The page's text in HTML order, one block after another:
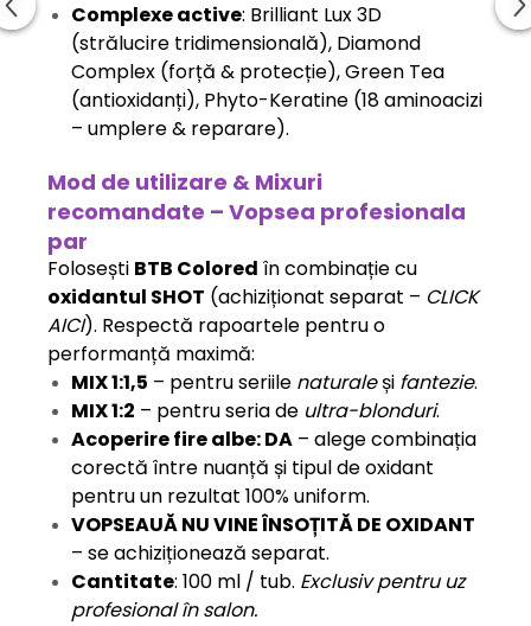
Complexe active: Brilliant Lux 3D
(strălucire tridimensională), Diamond
Complex (forță & protecție), Green Tea
(antioxidanți), Phyto-Keratine (18 aminoacizi
– umplere & reparare).
Mod de utilizare & Mixuri
recomandate – Vopsea profesionala
par
Folosești BTB Colored în combinație cu
oxidantul SHOT (achiziționat separat – CLICK
AICI). Respectă rapoartele pentru o
performanță maximă:
MIX 1:1,5 – pentru seriile naturaleși fantezie.
MIX 1:2 – pentru seria de ultra-blonduri.
Acoperire fire albe: DA – alege combinația
corectă între nuanță și tipul de oxidant
pentru un rezultat 100% uniform.
VOPSEAUĂ NU VINE ÎNSOȚITĂ DE OXIDANT
– se achiziționează separat.
Cantitate: 100 ml / tub. Exclusiv pentru uz
profesional în salon.